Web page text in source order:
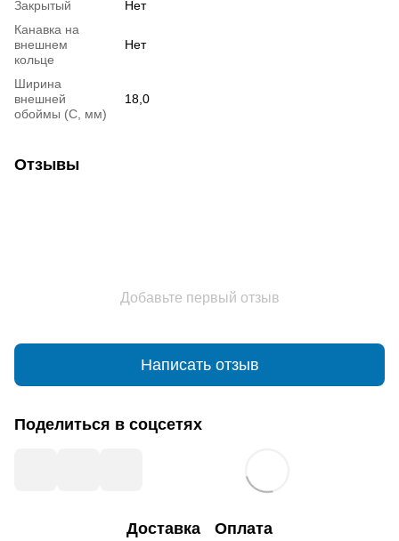
Закрытый
Нет
Канавка на
внешнем
кольце
Нет
Ширина
внешней
обоймы (С, мм)
18,0
Отзывы
Добавьте первый отзыв
Написать отзыв
Поделиться в соцсетях
Доставка Оплата